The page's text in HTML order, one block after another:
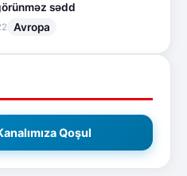
sədd
Avropa
Qoşul